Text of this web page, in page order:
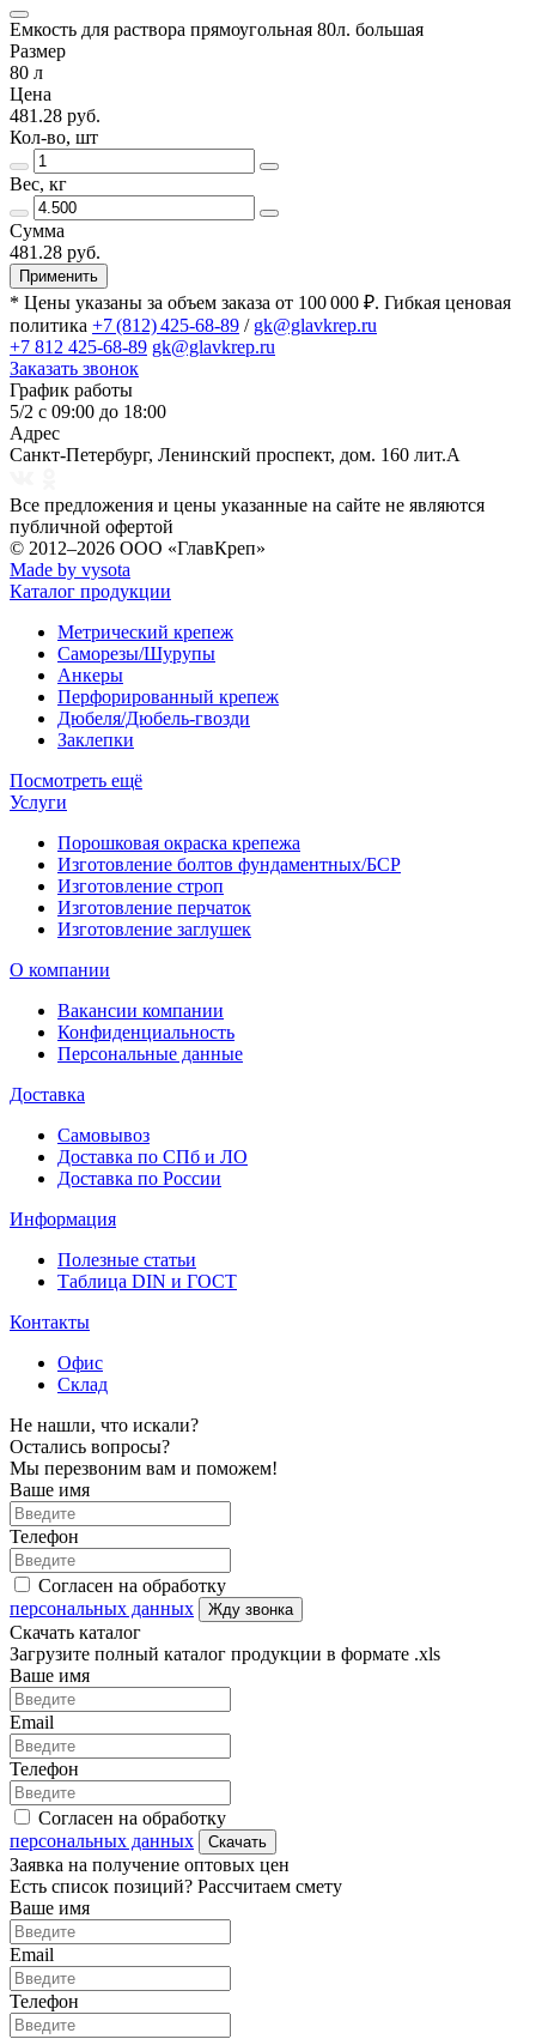
Емкость для раствора прямоугольная 80л. большая
Размер
80 л
Цена
481.28 руб.
Кол-во, шт
Вес, кг
Сумма
481.28 руб.
Применить
* Цены указаны за объем заказа от 100 000 ₽. Гибкая ценовая
политика +7 (812) 425-68-89 / gk@glavkrep.ru
+7 812 425-68-89 gk@glavkrep.ru
Заказать звонок
График работы
5/2 с 09:00 до 18:00
Адрес
Санкт-Петербург, Ленинский проспект, дом. 160 лит.А
Все предложения и цены указанные на сайте не являются
публичной офертой
© 2012–2026 ООО «ГлавКреп»
Made by vysota
Каталог продукции
Метрический крепеж
Саморезы/Шурупы
Анкеры
Перфорированный крепеж
Дюбеля/Дюбель-гвозди
Заклепки
Посмотреть ещё
Услуги
Порошковая окраска крепежа
Изготовление болтов фундаментных/БСР
Изготовление строп
Изготовление перчаток
Изготовление заглушек
О компании
Вакансии компании
Конфиденциальность
Персональные данные
Доставка
Самовывоз
Доставка по СПб и ЛО
Доставка по России
Информация
Полезные статьи
Таблица DIN и ГОСТ
Контакты
Офис
Склад
Не нашли, что искали?
Остались вопросы?
Мы перезвоним вам и поможем!
Ваше имя
Телефон
Согласен на обработку
персональных данных
Жду звонка
Скачать каталог
Загрузите полный каталог продукции в формате .xls
Ваше имя
Email
Телефон
Согласен на обработку
персональных данных
Скачать
Заявка на получение оптовых цен
Есть список позиций? Рассчитаем смету
Ваше имя
Email
Телефон